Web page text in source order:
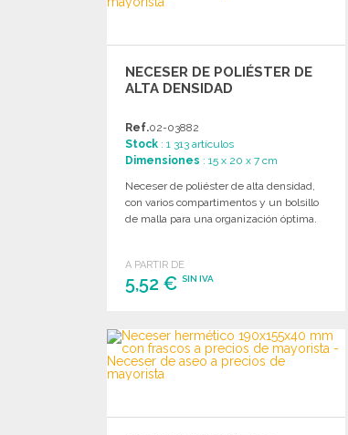
NECESER DE POLIÉSTER DE
ALTA DENSIDAD
Ref.02-03882
Stock : 1 313 artículos
Dimensiones : 15 x 20 x 7 cm
Neceser de poliéster de alta densidad,
con varios compartimentos y un bolsillo
de malla para una organización óptima.
A PARTIR DE
5,52 € SIN IVA
Solicitar un presupuesto